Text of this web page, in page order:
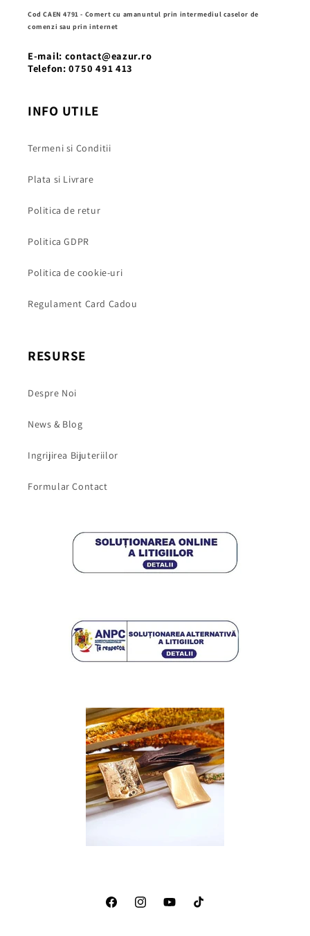
Cod CAEN 4791 - Comert cu amanuntul prin intermediul caselor de
comenzi sau prin internet
E-mail: contact@eazur.ro
Telefon: 0750 491 413
INFO UTILE
Termeni si Conditii
Plata si Livrare
Politica de retur
Politica GDPR
Politica de cookie-uri
Regulament Card Cadou
RESURSE
Despre Noi
News & Blog
Ingrijirea Bijuteriilor
Formular Contact
FacebookInstagramYouTubeTikTok